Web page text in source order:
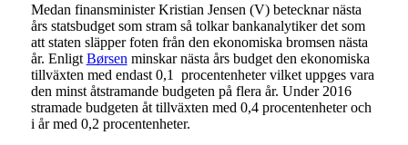
Medan finansminister Kristian Jensen (V) betecknar nästa
års statsbudget som stram så tolkar bankanalytiker det som
att staten släpper foten från den ekonomiska bromsen nästa
år. Enligt Børsen minskar nästa års budget den ekonomiska
tillväxten med endast 0,1 procentenheter vilket uppges vara
den minst åtstramande budgeten på flera år. Under 2016
stramade budgeten åt tillväxten med 0,4 procentenheter och
i år med 0,2 procentenheter.